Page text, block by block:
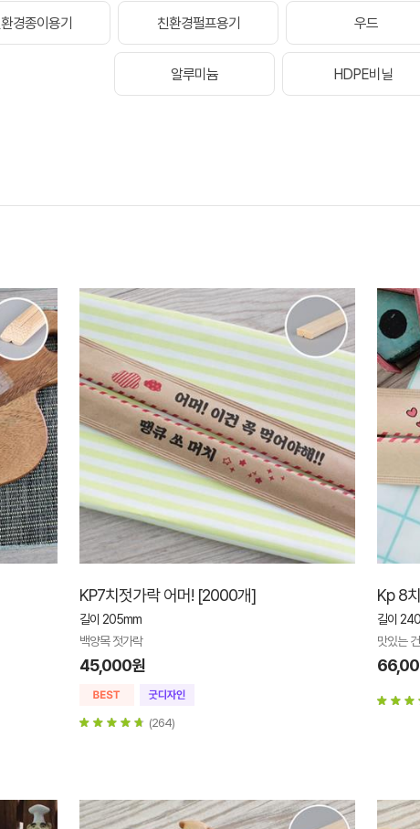
경종이용기 친환경펄프용기 우드
알루미늄 HDPE비닐
KP7치젓가락 어머! [2000개]
길이 205mm
백양목 젓가락
45,000원
(264)
Kp 8
길이
맛있는